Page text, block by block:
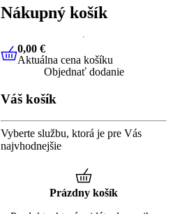
Nákupný košík
0,00 €Aktuálna cena košíku
0,00 €
Aktuálna cena košíku
Objednať dodanie
Váš košík
Vyberte službu, ktorá je pre Vás
najvhodnejšie
Prázdny košík